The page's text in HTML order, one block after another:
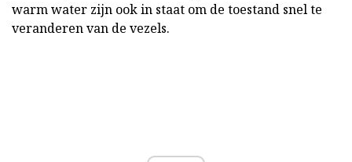
warm water zijn ook in staat om de toestand snel te
veranderen van de vezels.